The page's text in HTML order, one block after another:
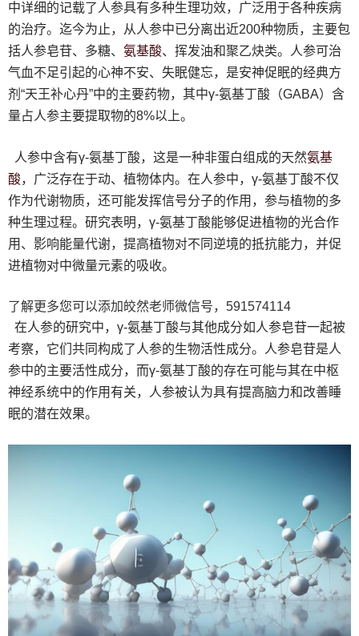
中详细的记载了人参具有多种生理功效，广泛用于各种疾病
的治疗。迄今为止，从人参中已分离出近200种物质，主要包
括人参皂苷、多糖、 氨基酸、挥发油和聚乙炔类。人参可治
气血不足引起的心神不安、失眠健忘，是安神促眠的经典方
剂“天王补心丹”中的主要药物，其中γ-氨基丁酸（GABA）含
量占人参主要提取物的8%以上。
人参中含有γ-氨基丁酸，这是一种非蛋白组成的天然氨基
酸，广泛存在于动、植物体内。在人参中，γ-氨基丁酸不仅
作为代谢物质，还可能发挥信号分子的作用，参与植物的多
种生理过程。研究表明，γ-氨基丁酸能够促进植物的光合作
用、影响能量代谢，提高植物对不同逆境的抵抗能力，并促
进植物对中微量元素的吸收。
了解更多您可以添加皎然老师微信号，591574114
在人参的研究中，γ-氨基丁酸与其他成分如人参皂苷一起被
考察，它们共同构成了人参的生物活性成分。人参皂苷是人
参中的主要活性成分，而γ-氨基丁酸的存在可能与其在中枢
神经系统中的作用有关，人参被认为具有提高脑力和改善睡
眠的潜在效果。